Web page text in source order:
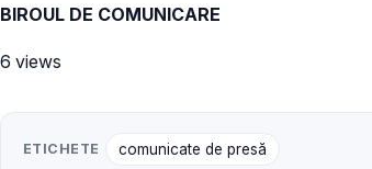
BIROUL DE COMUNICARE
6 views
ETICHETE comunicate de presă